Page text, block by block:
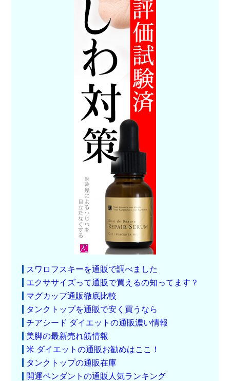
スワロフスキーを通販で調べました
エクササイズって通販で買えるの知ってます？
マグカップ通販徹底比較
タンクトップを通販で安く買うなら
チアシード ダイエットの通販濃い情報
美脚の最新売れ筋情報
米 ダイエットの通販お勧めはここ！
タンクトップの通販在庫
開運ペンダントの通販人気ランキング